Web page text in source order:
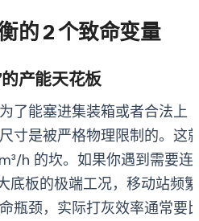
的 2 个致命变量
产能天花板
了能塞进集装箱或者合法上
寸是被严格物理限制的。这
h 的坎。如果你遇到需要连
板的极端工况，移动站频繁
瓶颈，实际打灰效率通常要